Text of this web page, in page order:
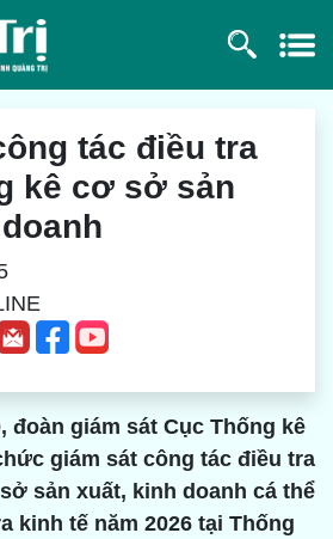
tác điều tra
kê cơ sở sản
đoàn giám sát Cục Thống kê
giám sát công tác điều tra
sản xuất, kinh doanh cá thể
kinh tế năm 2026 tại Thống